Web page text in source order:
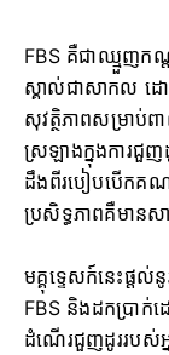
FBS គឺជាឈ្មួញក
ស្គាល់ជាសាកល ដ
សុវត្ថិភាពសម្រាប់
ស្រឡាងក្នុងការ
ដឹងពីរបៀបបើកគ
ប្រសិទ្ធភាពគឺមាន
មគ្គុទ្ទេសក៍នេះផ្ត
FBS និងដកប្រាក់ដ
ដំណើរជួញដូររបស់